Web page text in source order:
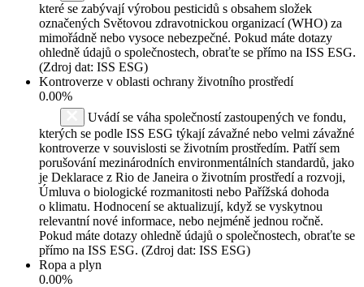
které se zabývají výrobou pesticidů s obsahem složek
označených Světovou zdravotnickou organizací (WHO) za
mimořádně nebo vysoce nebezpečné. Pokud máte dotazy
ohledně údajů o společnostech, obraťte se přímo na ISS ESG.
(Zdroj dat: ISS ESG)
Kontroverze v oblasti ochrany životního prostředí
0.00%
Uvádí se váha společností zastoupených ve fondu,
kterých se podle ISS ESG týkají závažné nebo velmi závažné
kontroverze v souvislosti se životním prostředím. Patří sem
porušování mezinárodních environmentálních standardů, jako
je Deklarace z Rio de Janeira o životním prostředí a rozvoji,
Úmluva o biologické rozmanitosti nebo Pařížská dohoda
o klimatu. Hodnocení se aktualizují, když se vyskytnou
relevantní nové informace, nebo nejméně jednou ročně.
Pokud máte dotazy ohledně údajů o společnostech, obraťte se
přímo na ISS ESG. (Zdroj dat: ISS ESG)
Ropa a plyn
0.00%